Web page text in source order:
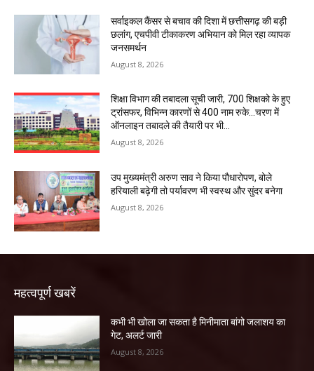
सर्वाइकल कैंसर से बचाव की दिशा में छत्तीसगढ़ की बड़ी
छलांग, एचपीवी टीकाकरण अभियान को मिल रहा व्यापक
जनसमर्थन
August 8, 2026
शिक्षा विभाग की तबादला सूची जारी, 700 शिक्षको के हुए
ट्रांसफर, विभिन्न कारणों से 400 नाम रुके…चरण में
ऑनलाइन तबादले की तैयारी पर भी...
August 8, 2026
उप मुख्यमंत्री अरुण साव ने किया पौधारोपण, बोले
हरियाली बढ़ेगी तो पर्यावरण भी स्वस्थ और सुंदर बनेगा
August 8, 2026
महत्वपूर्ण खबरें
कभी भी खोला जा सकता है मिनीमाता बांगो जलाशय का
गेट, अलर्ट जारी
August 8, 2026